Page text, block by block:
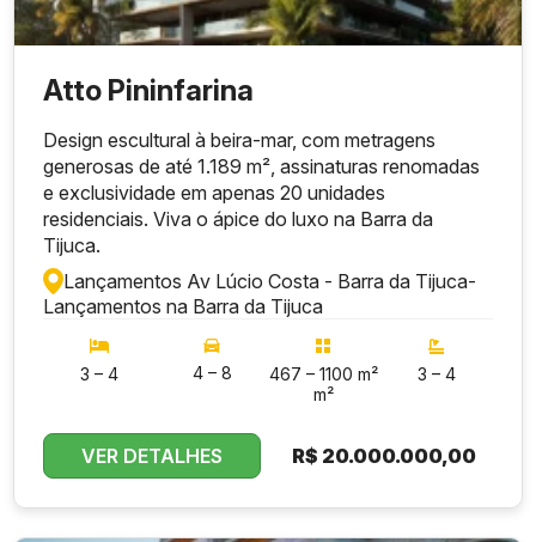
Atto Pininfarina
Design escultural à beira-mar, com metragens
generosas de até 1.189 m², assinaturas renomadas
e exclusividade em apenas 20 unidades
residenciais. Viva o ápice do luxo na Barra da
Tijuca.
Lançamentos Av Lúcio Costa - Barra da Tijuca-
Lançamentos na Barra da Tijuca
3 – 4 4 – 8
467 – 1100 m²
m²
3 – 4
VER DETALHES R$ 20.000.000,00